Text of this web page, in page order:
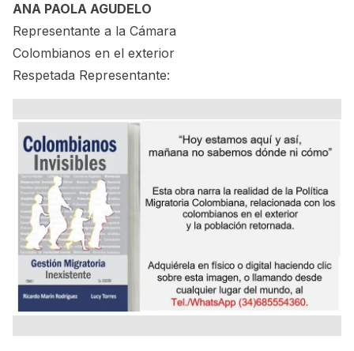
ANA PAOLA AGUDELO
Representante a la Cámara
Colombianos en el exterior
Respetada Representante: